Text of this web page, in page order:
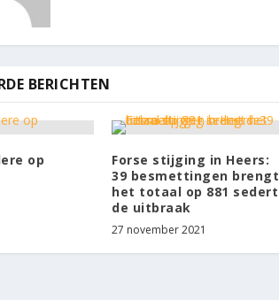
BERICHTEN
op
Forse stijging in Heers:
39 besmettingen brengt
het totaal op 881 sedert
de uitbraak
27 november 2021